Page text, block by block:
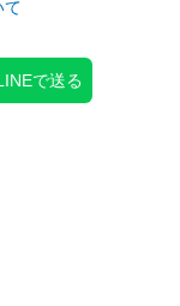
て
で送る